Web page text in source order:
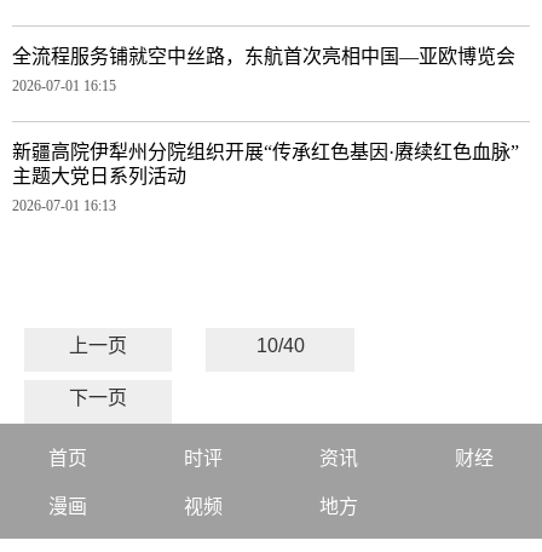
全流程服务铺就空中丝路，东航首次亮相中国—亚欧博览会
2026-07-01 16:15
新疆高院伊犁州分院组织开展“传承红色基因·赓续红色血脉”
主题大党日系列活动
2026-07-01 16:13
上一页 10/40
下一页
首页 时评 资讯 财经
漫画 视频 地方